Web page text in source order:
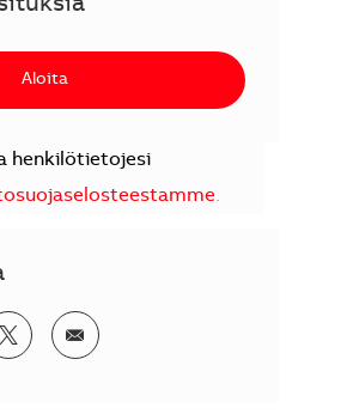
Aloita
henkilötietojesi
.
Jaa TwitterissäJaa sähköpostilla